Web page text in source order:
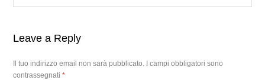
Leave a Reply
Il tuo indirizzo email non sarà pubblicato.
I campi obbligatori sono
contrassegnati*